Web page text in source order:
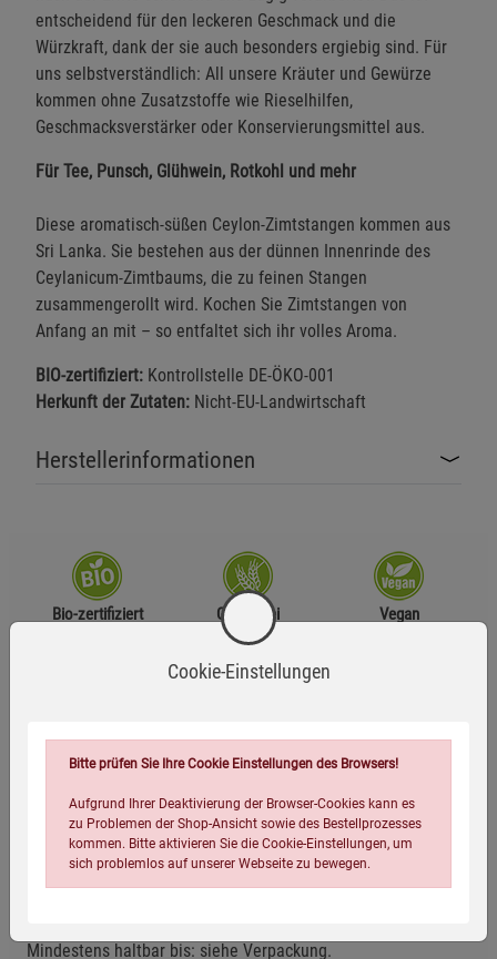
entscheidend für den leckeren Geschmack und die
Würzkraft, dank der sie auch besonders ergiebig sind. Für
uns selbstverständlich: All unsere Kräuter und Gewürze
kommen ohne Zusatzstoffe wie Rieselhilfen,
Geschmacksverstärker oder Konservierungsmittel aus.
Für Tee, Punsch, Glühwein, Rotkohl und mehr
Diese aromatisch-süßen Ceylon-Zimtstangen kommen aus
Sri Lanka. Sie bestehen aus der dünnen Innenrinde des
Ceylanicum-Zimtbaums, die zu feinen Stangen
zusammengerollt wird. Kochen Sie Zimtstangen von
Anfang an mit – so entfaltet sich ihr volles Aroma.
BIO-zertifiziert: Kontrollstelle DE-ÖKO-001
Herkunft der Zutaten: Nicht-EU-Landwirtschaft
Herstellerinformationen
Bio-zertifiziert Glutenfrei Vegan
Ceylon-Zimtstangen*
Anwendungsempfehlung
Mindestens haltbar bis: siehe Verpackung.
Cookie-Einstellungen
Bitte prüfen Sie Ihre Cookie Einstellungen des Browsers!
Aufgrund Ihrer Deaktivierung der Browser-Cookies kann es
zu Problemen der Shop-Ansicht sowie des Bestellprozesses
kommen. Bitte aktivieren Sie die Cookie-Einstellungen, um
sich problemlos auf unserer Webseite zu bewegen.